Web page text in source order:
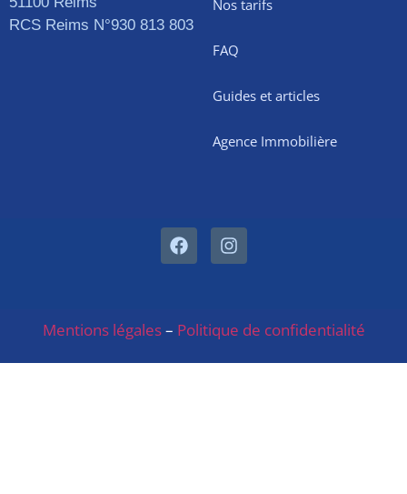
RCS Reims N°930 813 803
Nos tarifs
FAQ
Guides et articles
Agence Immobilière
Mentions légales– Politique de confidentialité